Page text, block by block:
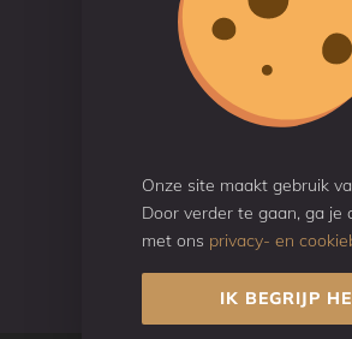
Onze site maakt gebruik
Door verder te gaan, ga je
met ons privacy- en
IK BEGRIJP
Reviews
Beoordeeld met een